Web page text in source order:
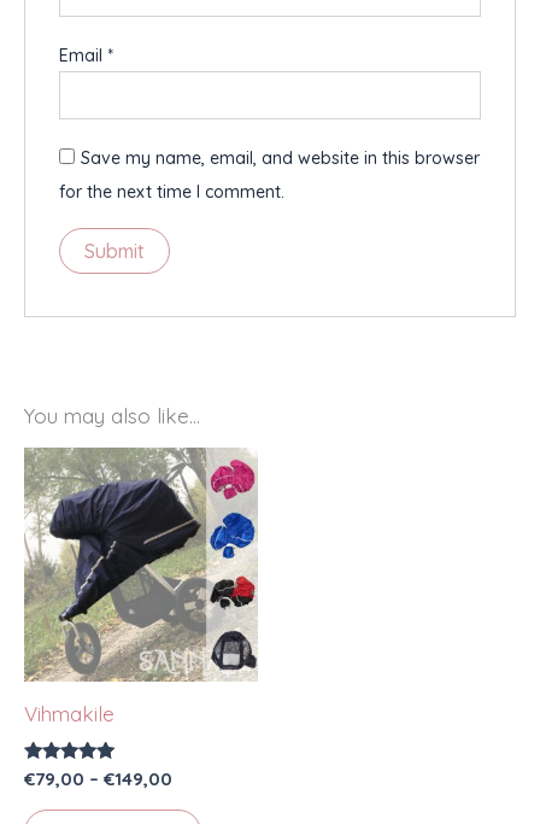
Email *
Save my name, email, and website in this browser
for the next time I comment.
You may also like…
Vihmakile
Rated
5.00
out of 5
€79,00 – €149,00